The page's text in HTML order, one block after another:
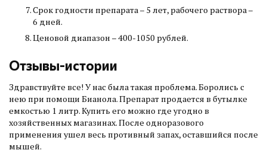
Срок годности препарата – 5 лет, рабочего раствора –
6 дней.
Ценовой диапазон – 400-1050 рублей.
Отзывы-истории
Здравствуйте все! У нас была такая проблема. Боролись с
нею при помощи Бианола. Препарат продается в бутылке
емкостью 1 литр. Купить его можно где угодно в
хозяйственных магазинах. После одноразового
применения ушел весь противный запах, оставшийся после
мышей.